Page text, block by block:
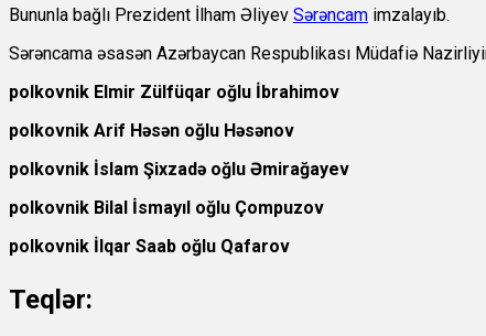
Bununla bağlı Prezident İlham Əliyev Sərəncam imzalayıb.
Sərəncama əsasən Azərbaycan Respublikası Müdafiə
polkovnik Elmir Zülfüqar oğlu İbrahimov
polkovnik Arif Həsən oğlu Həsənov
polkovnik İslam Şixzadə oğlu Əmirağayev
polkovnik Bilal İsmayıl oğlu Çompuzov
polkovnik İlqar Saab oğlu Qafarov
Teqlər: